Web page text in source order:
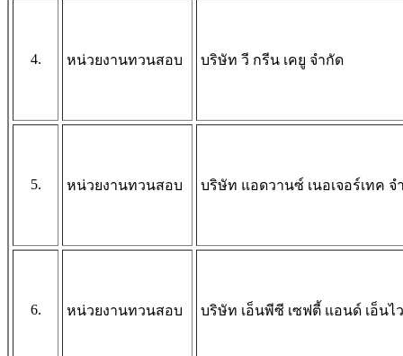
4. หน่วยงานทวนสอบ บริษัท วี กรีน เคยู จำกัด
5. หน่วยงานทวนสอบ บริษัท แอดวานซ์ เนอเจอร์เทค จ
6. หน่วยงานทวนสอบ บริษัท เอ็นพีซี เซฟตี้ แอนด์ เอ็นไ